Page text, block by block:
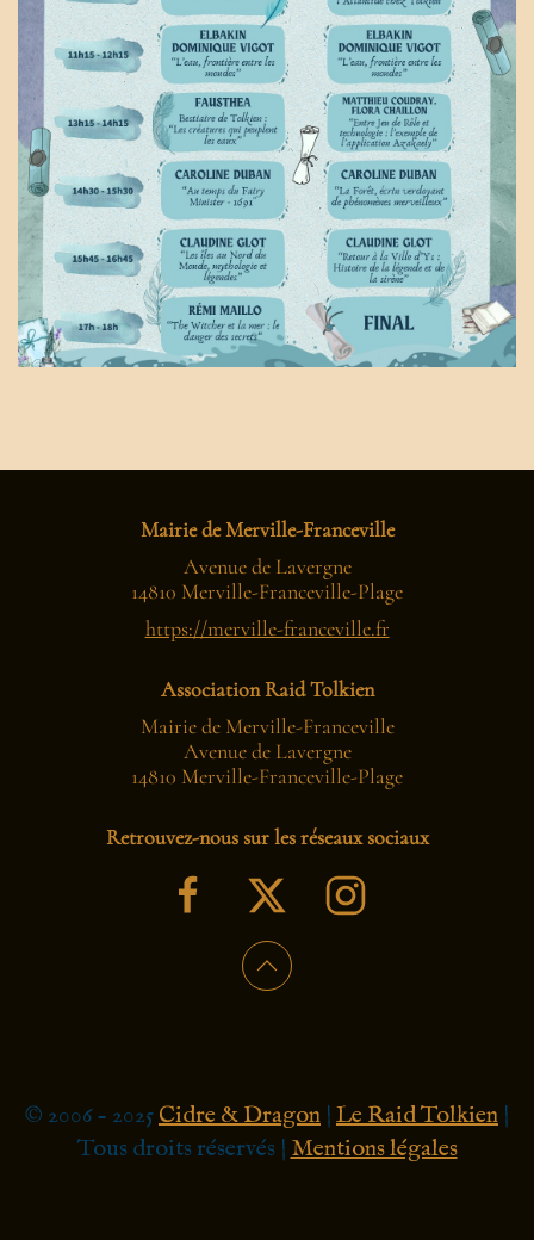
Mairie de Merville-Franceville
Avenue de Lavergne
14810 Merville-Franceville-Plage
https://merville-franceville.fr
Association Raid Tolkien
Mairie de Merville-Franceville
Avenue de Lavergne
14810 Merville-Franceville-Plage
Retrouvez-nous sur les réseaux sociaux
© 2006 - 2025Cidre & Dragon | Le Raid Tolkien |
Tous droits réservés |Mentions légales